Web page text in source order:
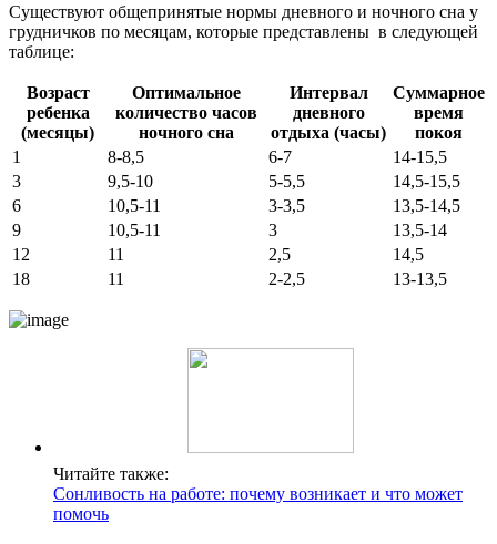
Существуют общепринятые нормы дневного и ночного сна у
грудничков по месяцам, которые представлены в следующей
таблице:
Возраст
ребенка
(месяцы)
Оптимальное
количество часов
ночного сна
Интервал
дневного
отдыха (часы)
Суммарное
время
покоя
1
8-8,5 6-7
14-15,5
3
9,5-10 5-5,5
14,5-15,5
6
10,5-11 3-3,5
13,5-14,5
9
10,5-11 3
13,5-14
12
11 2,5
14,5
18
11 2-2,5 13-13,5
Читайте также:
Сонливость на работе: почему возникает и что может
помочь